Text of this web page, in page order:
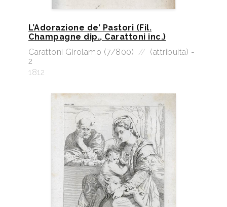
L’Adorazione de’ Pastori (Fil.
Champagne dip., Carattoni inc.)
Carattoni Girolamo (7/800) // (attribuita) -
2
1812